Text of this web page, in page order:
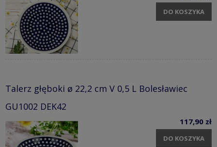
DO KOSZYKA
Talerz głęboki ø 22,2 cm V 0,5 L Bolesławiec
GU1002 DEK42
117,90 zł
DO KOSZYKA